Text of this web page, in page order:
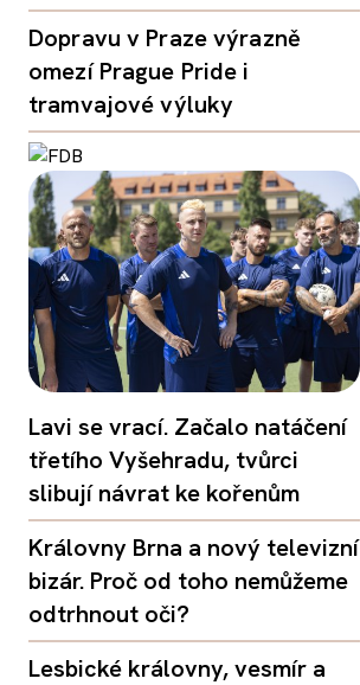
Dopravu v Praze výrazně
omezí Prague Pride i
tramvajové výluky
Lavi se vrací. Začalo natáčení
třetího Vyšehradu, tvůrci
slibují návrat ke kořenům
Královny Brna a nový televizní
bizár. Proč od toho nemůžeme
odtrhnout oči?
Lesbické královny, vesmír a